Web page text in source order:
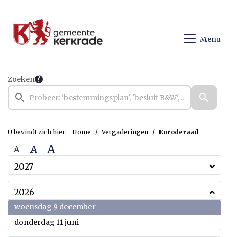
Menu
Zoeken
U bevindt zich hier: Home Vergaderingen Euroderaad
A A A
2027
2026
woensdag 9 december2026
donderdag 11 juni